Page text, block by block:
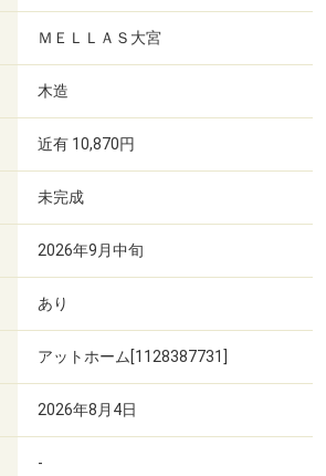
ＭＥＬＬＡＳ大宮
木造
近有 10,870円
未完成
2026年9月中旬
あり
アットホーム[1128387731]
2026年8月4日
-